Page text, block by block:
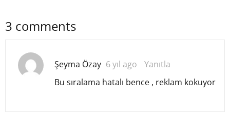
3 comments
Şeyma Özay 6 yıl ago
Yanıtla
Bu sıralama hatalı bence , reklam kokuyor